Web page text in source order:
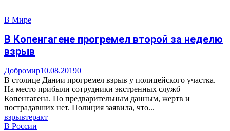
В Мире
В Копенгагене прогремел второй за неделю
взрыв
Добромир10.08.20190
В столице Дании прогремел взрыв у полицейского участка.
На место прибыли сотрудники экстренных служб
Копенгагена. По предварительным данным, жертв и
пострадавших нет. Полиция заявила, что...
взрывтеракт
В России